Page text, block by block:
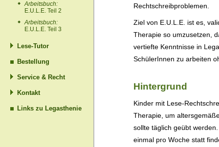
Arbeitsbuch:
E.U.L.E. Teil 2
Arbeitsbuch:
E.U.L.E. Teil 3
Lese-Tutor
Bestellung
Service & Recht
Kontakt
Links zu Legasthenie
Rechtschreibproblemen.
Ziel von E.U.L.E. ist es,
Therapie so umzusetzen,
vertiefte Kenntnisse in
SchülerInnen zu arbeiten
Hintergrund
Kinder mit Lese-
Therapie, um
sollte täglich geübt
einmal pro Woche statt